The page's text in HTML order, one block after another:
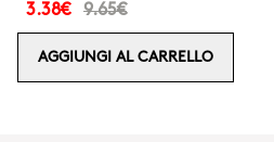
3.38€ 9.65€
AGGIUNGI AL CARRELLO